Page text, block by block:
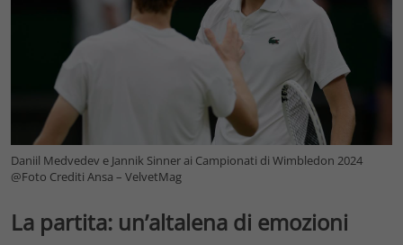
Daniil Medvedev e Jannik Sinner ai Campionati di Wimbledon 2024
@Foto Crediti Ansa – VelvetMag
La partita: un’altalena di emozioni